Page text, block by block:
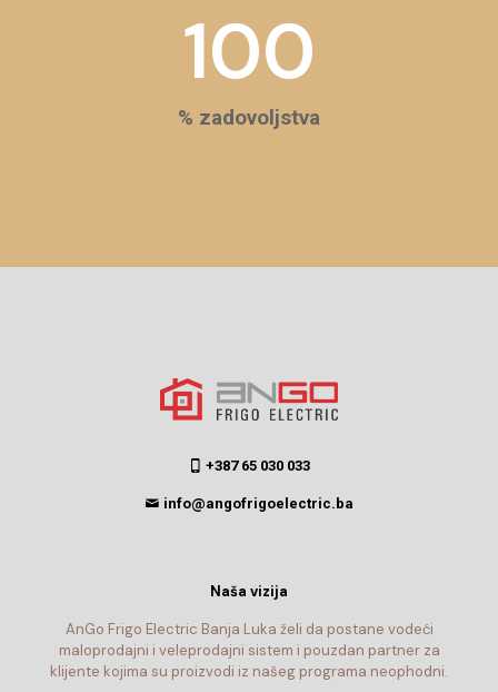
100
% zadovoljstva
+387 65 030 033
info@angofrigoelectric.ba
Naša vizija
AnGo Frigo Electric Banja Luka želi da postane vodeći
maloprodajni i veleprodajni sistem i pouzdan partner za
klijente kojima su proizvodi iz našeg programa neophodni.